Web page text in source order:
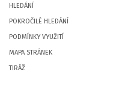
HLEDÁNÍ
POKROČILÉ HLEDÁNÍ
PODMÍNKY VYUŽITÍ
MAPA STRÁNEK
TIRÁŽ